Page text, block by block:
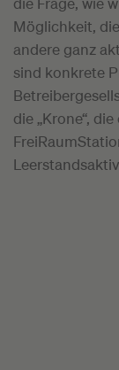
Möglichkeit,
andere ganz
sind konkrete
die „Krone“,